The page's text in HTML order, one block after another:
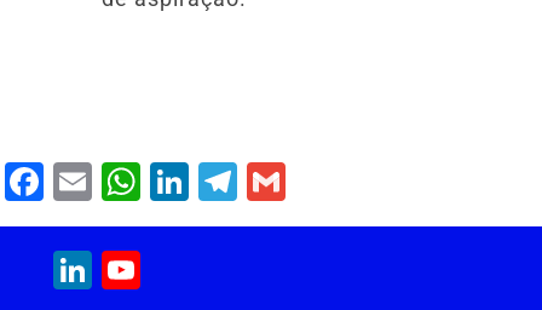
F
a
c
e
E
m
ai
W
h
Li
n
T
el m
LinkedIn